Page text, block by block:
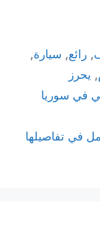
,رائع, سيارة,
, يحرز
في سوريا
في تفاصيلها